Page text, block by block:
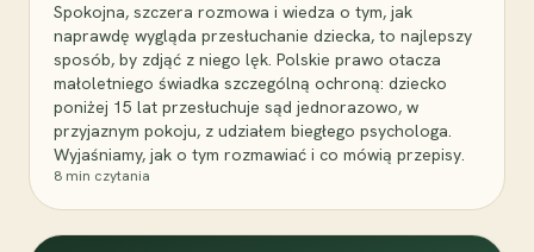
Spokojna, szczera rozmowa i wiedza o tym, jak
naprawdę wygląda przesłuchanie dziecka, to najlepszy
sposób, by zdjąć z niego lęk. Polskie prawo otacza
małoletniego świadka szczególną ochroną: dziecko
poniżej 15 lat przesłuchuje sąd jednorazowo, w
przyjaznym pokoju, z udziałem biegłego psychologa.
Wyjaśniamy, jak o tym rozmawiać i co mówią przepisy.
8 min czytania